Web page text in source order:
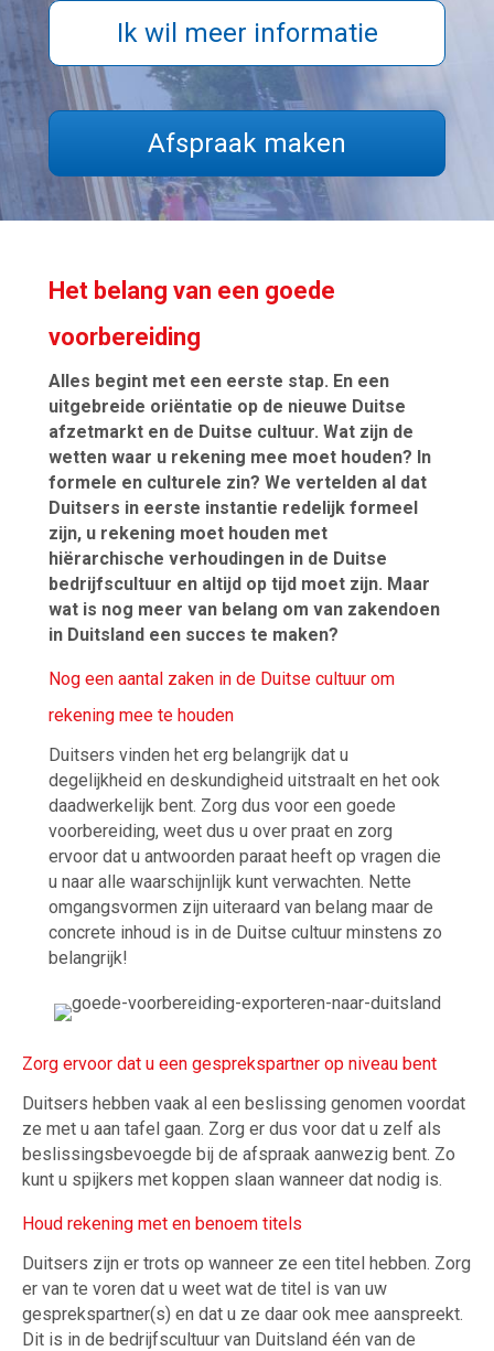
Ik wil meer informatie
Afspraak maken
Het belang van een goede
voorbereiding
Alles begint met een eerste stap. En een
uitgebreide oriëntatie op de nieuwe Duitse
afzetmarkt en de Duitse cultuur. Wat zijn de
wetten waar u rekening mee moet houden? In
formele en culturele zin? We vertelden al dat
Duitsers in eerste instantie redelijk formeel
zijn, u rekening moet houden met
hiërarchische verhoudingen in de Duitse
bedrijfscultuur en altijd op tijd moet zijn. Maar
wat is nog meer van belang om van zakendoen
in Duitsland een succes te maken?
Nog een aantal zaken in de Duitse cultuur om
rekening mee te houden
Duitsers vinden het erg belangrijk dat u
degelijkheid en deskundigheid uitstraalt en het ook
daadwerkelijk bent. Zorg dus voor een goede
voorbereiding, weet dus u over praat en zorg
ervoor dat u antwoorden paraat heeft op vragen die
u naar alle waarschijnlijk kunt verwachten. Nette
omgangsvormen zijn uiteraard van belang maar de
concrete inhoud is in de Duitse cultuur minstens zo
belangrijk!
Zorg ervoor dat u een gesprekspartner op niveau bent
Duitsers hebben vaak al een beslissing genomen voordat
ze met u aan tafel gaan. Zorg er dus voor dat u zelf als
beslissingsbevoegde bij de afspraak aanwezig bent. Zo
kunt u spijkers met koppen slaan wanneer dat nodig is.
Houd rekening met en benoem titels
Duitsers zijn er trots op wanneer ze een titel hebben. Zorg
er van te voren dat u weet wat de titel is van uw
gesprekspartner(s) en dat u ze daar ook mee aanspreekt.
Dit is in de bedrijfscultuur van Duitsland één van de